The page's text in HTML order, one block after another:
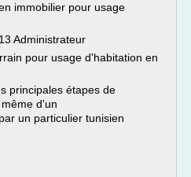
immobilier pour usage
Administrateur
pour usage d'habitation en
principales étapes de
d'un
un particulier tunisien